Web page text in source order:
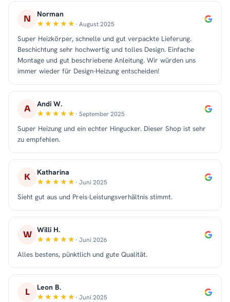
N Norman
· August 2025
Super Heizkörper, schnelle und gut verpackte Lieferung.
Beschichtung sehr hochwertig und tolles Design. Einfache
Montage und gut beschriebene Anleitung. Wir würden uns
immer wieder für Design-Heizung entscheiden!
A Andi W.
· September 2025
Super Heizung und ein echter Hingucker. Dieser Shop ist sehr
zu empfehlen.
K Katharina
· Juni 2025
Sieht gut aus und Preis-Leistungsverhältnis stimmt.
W Willi H.
· Juni 2026
Alles bestens, pünktlich und gute Qualität.
L Leon B.
· Juni 2025